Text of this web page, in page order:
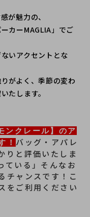
が魅力の、
カーMAGLIA」でご
いアクセントとな
がよく、季節の変わ
たします。
クレール】のア
！ バッグ・アパレ
りと評価いたしま
ている」そんなお
チャンスです！こ
をご利用ください